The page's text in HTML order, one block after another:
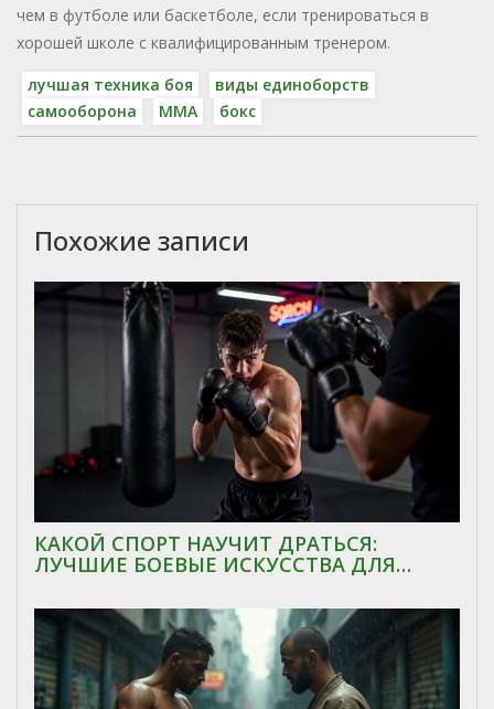
чем в футболе или баскетболе, если тренироваться в
хорошей школе с квалифицированным тренером.
лучшая техника боя
виды единоборств
самооборона
MMA бокс
Похожие записи
КАКОЙ СПОРТ НАУЧИТ ДРАТЬСЯ:
ЛУЧШИЕ БОЕВЫЕ ИСКУССТВА ДЛЯ